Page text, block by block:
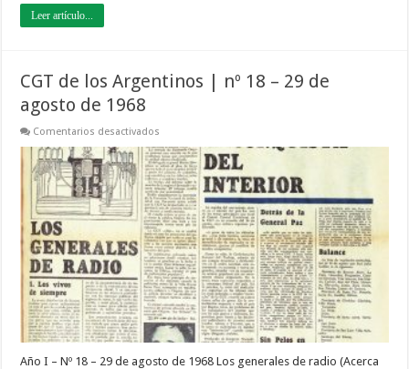
Leer artículo...
CGT de los Argentinos | nº 18 – 29 de
agosto de 1968
Comentarios desactivados
de
los
Argentinos
|
nº
18
–
29
de
agosto
de
1968
Año I – Nº 18 – 29 de agosto de 1968 Los generales de radio (Acerca